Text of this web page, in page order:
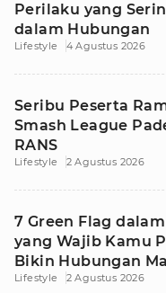
Perilaku yang
dalam Hubungan
Lifestyle 4 Agustus 2026
Seribu Peserta
Smash League
RANS
Lifestyle 2 Agustus 2026
7 Green Flag
yang Wajib Kamu
Bikin Hubungan
Awet
Lifestyle 2 Agustus 2026